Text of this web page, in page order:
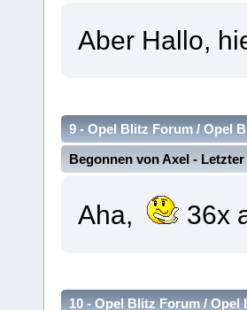
Aber Hallo,
9 - Opel Blitz Forum / Opel
Begonnen vonAxel -
Aha, 36x
10 - Opel Blitz Forum / Opel